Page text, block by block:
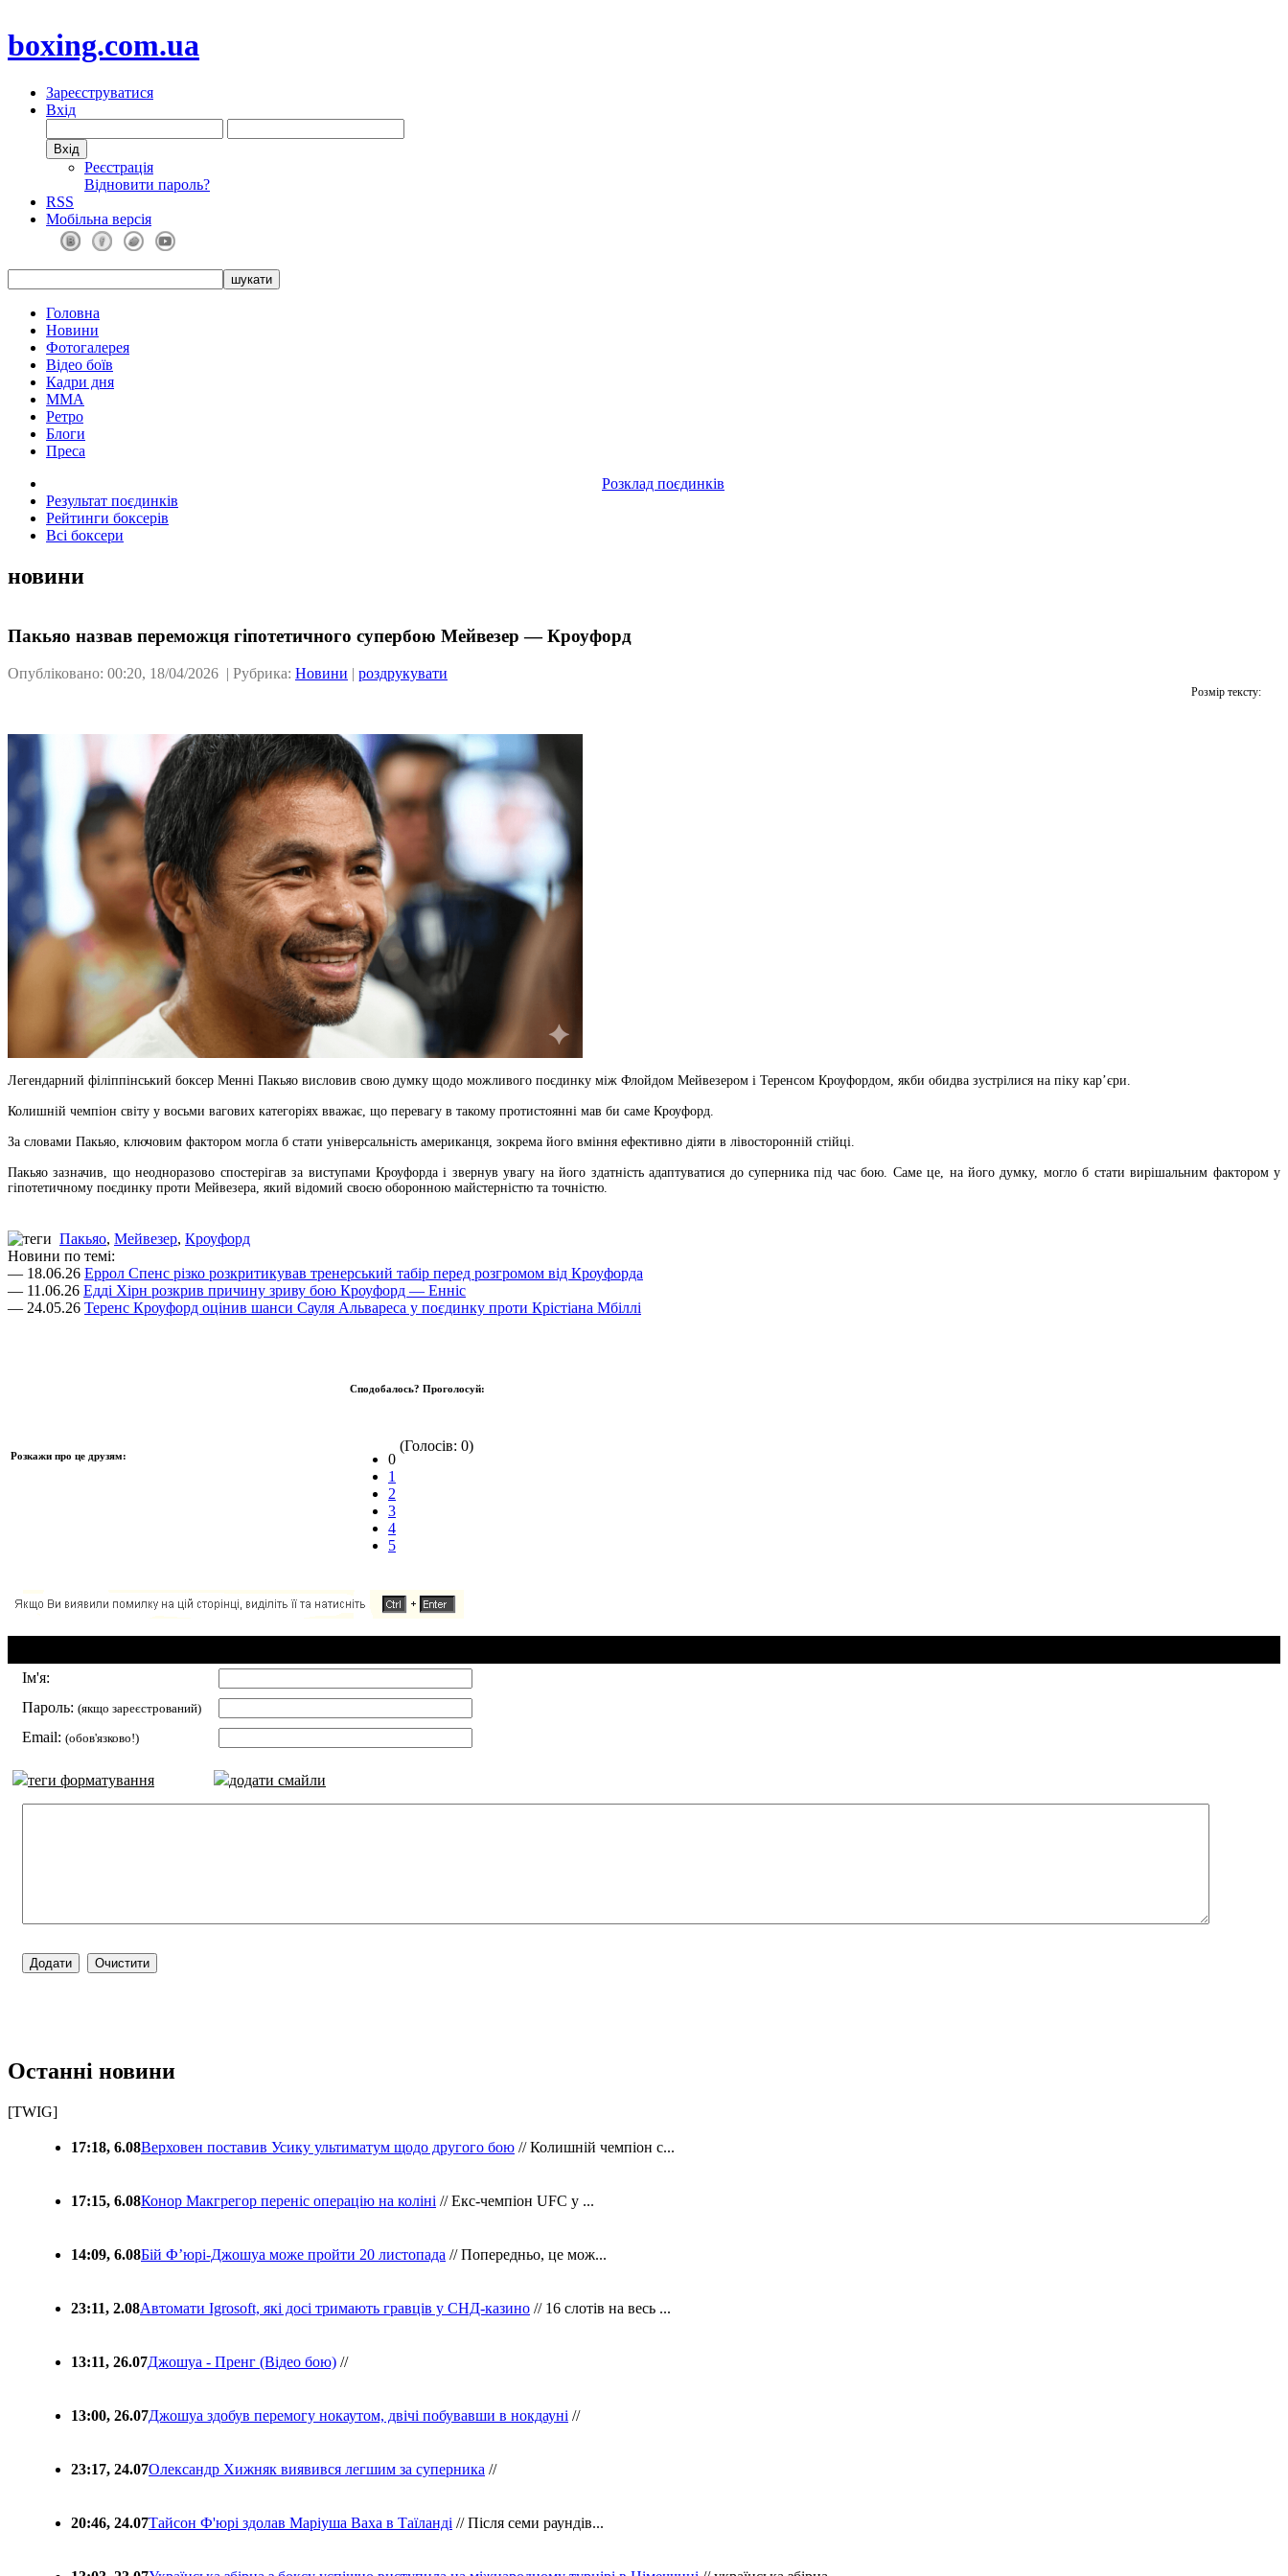
boxing.com.ua
Зареєструватися
Вхід
Реєстрація
Відновити пароль?
RSS
Мобільна версія
Головна
Новини
Фотогалерея
Відео боїв
Кадри дня
ММА
Ретро
Блоги
Преса
Розклад поєдинків
Результат поєдинків
Рейтинги боксерів
Всі боксери
новини
Пакьяо назвав переможця гіпотетичного супербою Мейвезер — Кроуфорд
Опубліковано: 00:20, 18/04/2026 | Рубрика: Новини | роздрукувати
Розмір тексту:
Легендарний філіппінський боксер Менні Пакьяо висловив свою думку щодо можливого поєдинку між Флойдом Мейвезером і Теренсом Кроуфордом, якби обидва зустрілися на піку кар’єри.
Колишній чемпіон світу у восьми вагових категоріях вважає, що перевагу в такому протистоянні мав би саме Кроуфорд.
За словами Пакьяо, ключовим фактором могла б стати універсальність американця, зокрема його вміння ефективно діяти в лівосторонній стійці.
Пакьяо зазначив, що неодноразово спостерігав за виступами Кроуфорда і звернув увагу на його здатність адаптуватися до суперника під час бою. Саме це, на його думку, могло б стати вирішальним фактором у
гіпотетичному поєдинку проти Мейвезера, який відомий своєю оборонною майстерністю та точністю.
Пакьяо, Мейвезер, Кроуфорд
Новини по темі:
— 18.06.26 Еррол Спенс різко розкритикував тренерський табір перед розгромом від Кроуфорда
— 11.06.26 Едді Хірн розкрив причину зриву бою Кроуфорд — Енніс
— 24.05.26 Теренс Кроуфорд оцінив шанси Сауля Альвареса у поєдинку проти Крістіана Мбіллі
Розкажи про це друзям:
Сподобалось? Проголосуй:
0
1
2
3
4
5
(Голосів: 0)
Ім'я:
Пароль: (якщо зареєстрований)
Email: (обов'язково!)
теги форматування додати смайли
Останні новини
[TWIG]
17:18, 6.08Верховен поставив Усику ультиматум щодо другого бою // Колишній чемпіон с...
17:15, 6.08Конор Макгрегор переніс операцію на коліні // Екс-чемпіон UFC у ...
14:09, 6.08Бій Ф’юрі-Джошуа може пройти 20 листопада // Попередньо, це мож...
23:11, 2.08Автомати Igrosoft, які досі тримають гравців у СНД-казино // 16 слотів на весь ...
13:11, 26.07Джошуа - Пренг (Відео бою) //
13:00, 26.07Джошуа здобув перемогу нокаутом, двічі побувавши в нокдауні //
23:17, 24.07Олександр Хижняк виявився легшим за суперника //
20:46, 24.07Тайсон Ф'юрі здолав Маріуша Ваха в Таїланді // Після семи раундів...